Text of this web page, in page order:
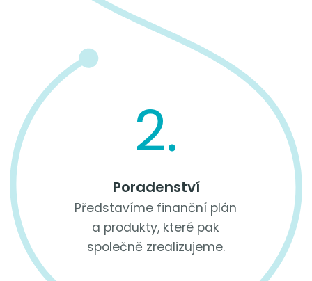
2.
Poradenství
Představíme finanční plán
a produkty, které pak
společně zrealizujeme.